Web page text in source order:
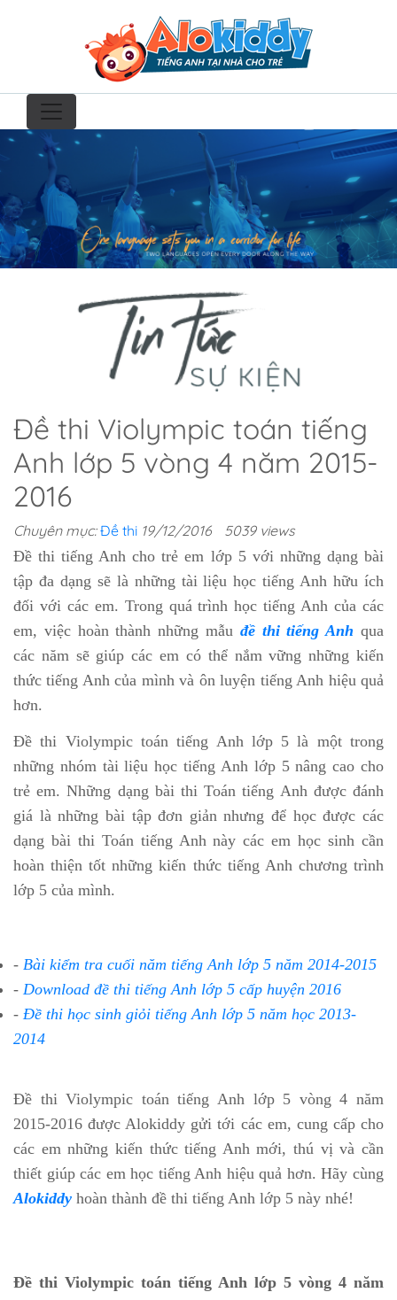
Đề thi Violympic toán tiếng
Anh lớp 5 vòng 4 năm 2015-
2016
Chuyên mục:Đề thi 19/12/2016
5039 views
Đề thi tiếng Anh cho trẻ em lớp 5 với những dạng bài
tập đa dạng sẽ là những tài liệu học tiếng Anh hữu ích
đối với các em. Trong quá trình học tiếng Anh của các
em, việc hoàn thành những mẫu đề thi tiếng Anh qua
các năm sẽ giúp các em có thể nắm vững những kiến
thức tiếng Anh của mình và ôn luyện tiếng Anh hiệu quả
hơn.
Đề thi Violympic toán tiếng Anh lớp 5 là một trong
những nhóm tài liệu học tiếng Anh lớp 5 nâng cao cho
trẻ em. Những dạng bài thi Toán tiếng Anh được đánh
giá là những bài tập đơn giản nhưng để học được các
dạng bài thi Toán tiếng Anh này các em học sinh cần
hoàn thiện tốt những kiến thức tiếng Anh chương trình
lớp 5 của mình.
- Bài kiểm tra cuối năm tiếng Anh lớp 5 năm 2014-2015
- Download đề thi tiếng Anh lớp 5 cấp huyện 2016
- Đề thi học sinh giỏi tiếng Anh lớp 5 năm học 2013-
2014
Đề thi Violympic toán tiếng Anh lớp 5 vòng 4 năm
2015-2016 được Alokiddy gửi tới các em, cung cấp cho
các em những kiến thức tiếng Anh mới, thú vị và cần
thiết giúp các em học tiếng Anh hiệu quả hơn. Hãy cùng
Alokiddy hoàn thành đề thi tiếng Anh lớp 5 này nhé!
Đề thi Violympic toán tiếng Anh lớp 5 vòng 4 năm